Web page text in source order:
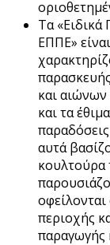
Τα
ΕΠΠΕ»
και αιώνων
και τα
αυτά
κουλτούρα
περιοχής
παραγωγής